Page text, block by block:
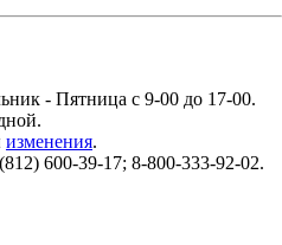
- Пятница с 9-00 до 17-00.
изменения.
600-39-17; 8-800-333-92-02.